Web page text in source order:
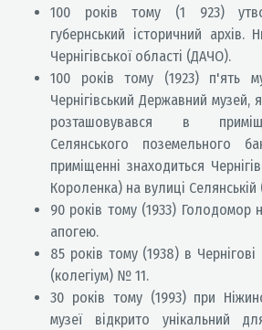
100 років тому (1 923)
губернський історичний архів.
Чернігівської області (ДАЧО).
100 років тому (1923) п'ять
Чернігівський Державний музей,
розташовувався в
Селянського поземельного
приміщенні знаходиться
Короленка) на вулиці
90 років тому (1933) Голодомор
апогею.
85 років тому (1938) в
(колегіум) № 11.
30 років тому (1993) при
музеї відкрито унікальний